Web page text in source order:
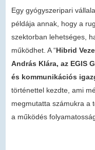
Egy gyógyszeripari
példája annak, hogy a
szektorban lehetséges,
működhet. A “Hibrid
András Klára, az EGIS
és kommunikációs
történettel kezdte, ami
megmutatta számukra a
a működés